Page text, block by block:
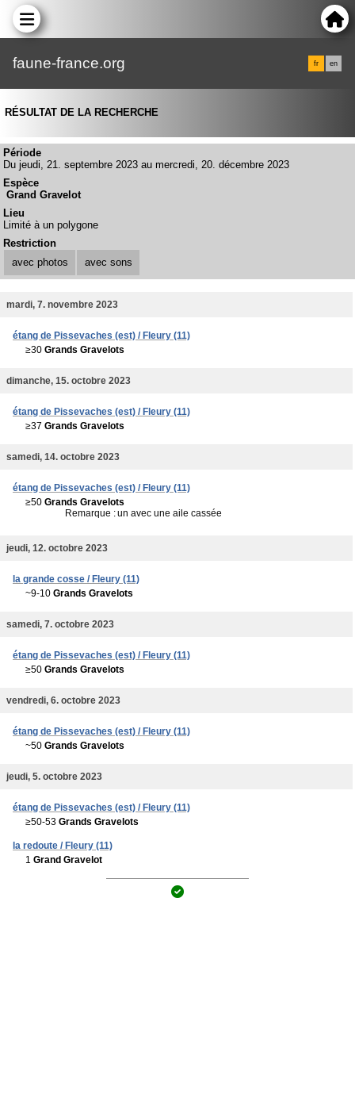
faune-france.org fr en
RÉSULTAT DE LA RECHERCHE
Période
Du jeudi, 21. septembre 2023 au mercredi, 20. décembre 2023
Espèce
Grand Gravelot
Lieu
Limité à un polygone
Restriction
avec photos
avec sons
mardi, 7. novembre 2023
étang de Pissevaches (est) / Fleury (11)
≥30 Grands Gravelots
dimanche, 15. octobre 2023
étang de Pissevaches (est) / Fleury (11)
≥37 Grands Gravelots
samedi, 14. octobre 2023
étang de Pissevaches (est) / Fleury (11)
≥50 Grands Gravelots
Remarque :un avec une aile cassée
jeudi, 12. octobre 2023
la grande cosse / Fleury (11)
~9-10 Grands Gravelots
samedi, 7. octobre 2023
étang de Pissevaches (est) / Fleury (11)
≥50 Grands Gravelots
vendredi, 6. octobre 2023
étang de Pissevaches (est) / Fleury (11)
~50 Grands Gravelots
jeudi, 5. octobre 2023
étang de Pissevaches (est) / Fleury (11)
≥50-53 Grands Gravelots
la redoute / Fleury (11)
1 Grand Gravelot